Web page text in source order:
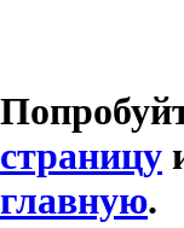
страницу
главную.